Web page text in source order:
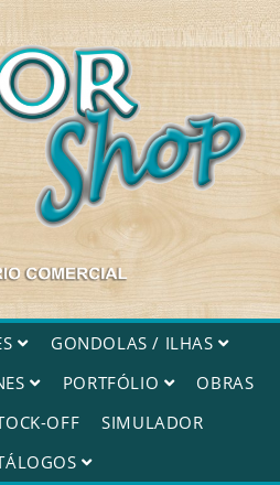
GONDOLAS / ILHAS
PORTFÓLIO
OBRAS
OFF
SIMULADOR